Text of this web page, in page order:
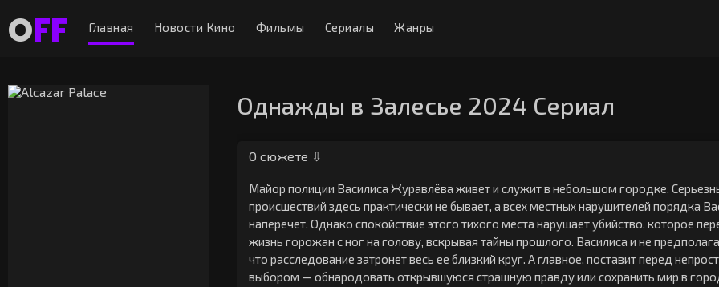
OFF Главная Новости Кино Фильмы Сериалы Жанры
Однажды в Залесье 2024 Сериал
О сюжете ⇩
Майор полиции Василиса Журавлёва живет и служит в небольшом городке.
происшествий здесь практически не бывает, а всех местных нарушителей порядка
наперечет. Однако спокойствие этого тихого места нарушает убийство, которое
жизнь горожан с ног на голову, вскрывая тайны прошлого. Василиса и не
что расследование затронет весь ее близкий круг. А главное, поставит перед
выбором — обнародовать открывшуюся страшную правду или сохранить мир в